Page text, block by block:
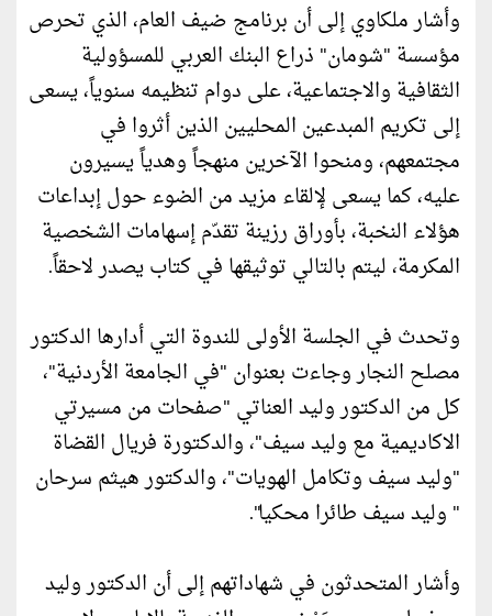
وأشار ملكاوي إلى أن برنامج ضيف العام، الذي تحرص
مؤسسة "شومان" ذراع البنك العربي للمسؤولية
الثقافية والاجتماعية، على دوام تنظيمه سنوياً، يسعى
إلى تكريم المبدعين المحليين الذين أثروا في
مجتمعهم، ومنحوا الآخرين منهجاً وهدياً يسيرون
عليه، كما يسعى لإلقاء مزيد من الضوء حول إبداعات
هؤلاء النخبة، بأوراق رزينة تقدّم إسهامات الشخصية
المكرمة، ليتم بالتالي توثيقها في كتاب يصدر لاحقاً.
وتحدث في الجلسة الأولى للندوة التي أدارها الدكتور
مصلح النجار وجاءت بعنوان "في الجامعة الأردنية"،
كل من الدكتور وليد العناتي "صفحات من مسيرتي
الاكاديمية مع وليد سيف"، والدكتورة فريال القضاة
"وليد سيف وتكامل الهويات"، والدكتور هيثم سرحان
" وليد سيف طائرا محكيا".
وأشار المتحدثون في شهاداتهم إلى أن الدكتور وليد